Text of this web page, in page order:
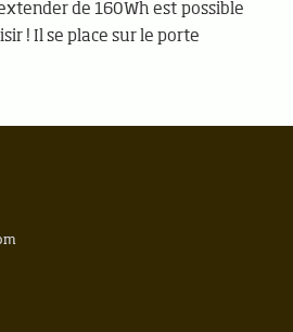
de 160Wh est possible
! Il se place sur le porte